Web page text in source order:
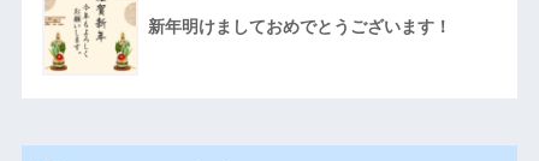
新年明けましておめでとうございます！